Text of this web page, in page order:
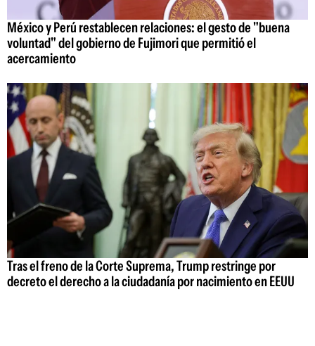
México y Perú restablecen relaciones: el gesto de "buena
voluntad" del gobierno de Fujimori que permitió el
acercamiento
Tras el freno de la Corte Suprema, Trump restringe por
decreto el derecho a la ciudadanía por nacimiento en EEUU